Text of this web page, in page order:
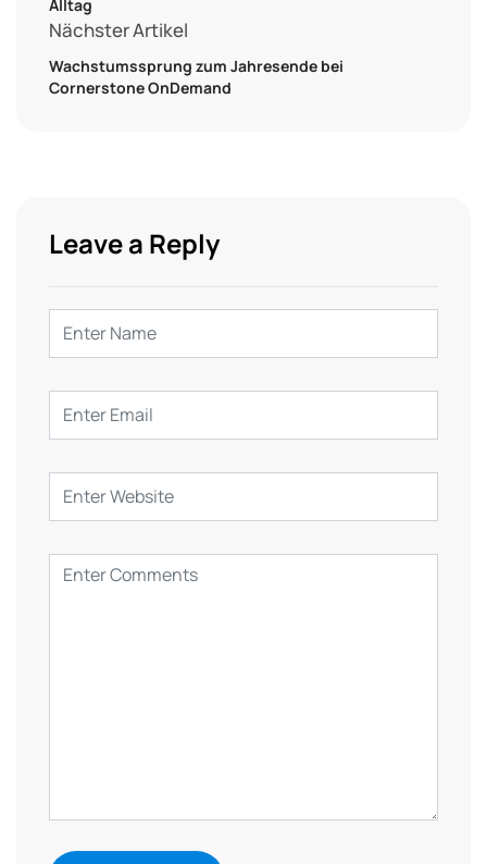
Alltag
Nächster Artikel
Wachstumssprung zum Jahresende bei
Cornerstone OnDemand
Leave a Reply